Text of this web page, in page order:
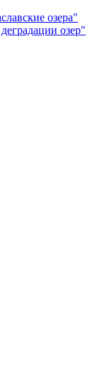
озера"
озер"